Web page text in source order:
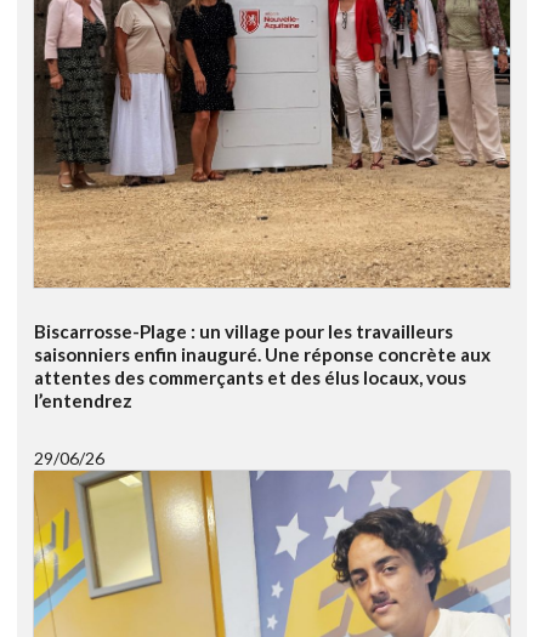
Biscarrosse-Plage : un village pour les travailleurs
saisonniers enfin inauguré. Une réponse concrète aux
attentes des commerçants et des élus locaux, vous
l’entendrez
29/06/26